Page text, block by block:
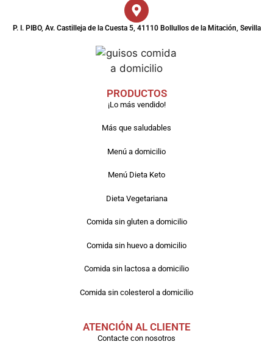
P. I. PIBO, Av. Castilleja de la Cuesta 5, 41110 Bollullos de la Mitación, Sevilla
PRODUCTOS
¡Lo más vendido!
Más que saludables
Menú a domicilio
Menú Dieta Keto
Dieta Vegetariana
Comida sin gluten a domicilio
Comida sin huevo a domicilio
Comida sin lactosa a domicilio
Comida sin colesterol a domicilio
ATENCIÓN AL CLIENTE
Contacte con nosotros